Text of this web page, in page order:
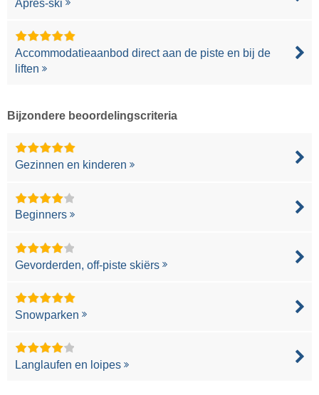
Après-ski
Accommodatieaanbod direct aan de piste en bij de
liften
Bijzondere beoordelingscriteria
Gezinnen en kinderen
Beginners
Gevorderden, off-piste skiërs
Snowparken
Langlaufen en loipes